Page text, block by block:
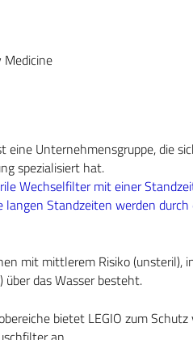
eine Unternehmensgruppe, die
spezialisiert hat.
Wechselfilter mit einer
langen Standzeiten werden
mit mittlerem Risiko (unsteril),
über das Wasser besteht.
bietet LEGIO zum